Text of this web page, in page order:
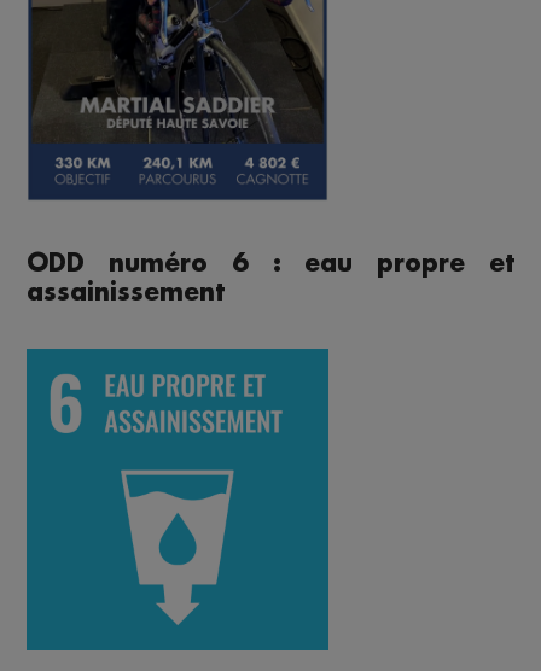
ODD numéro 6 : eau propre et
assainissement